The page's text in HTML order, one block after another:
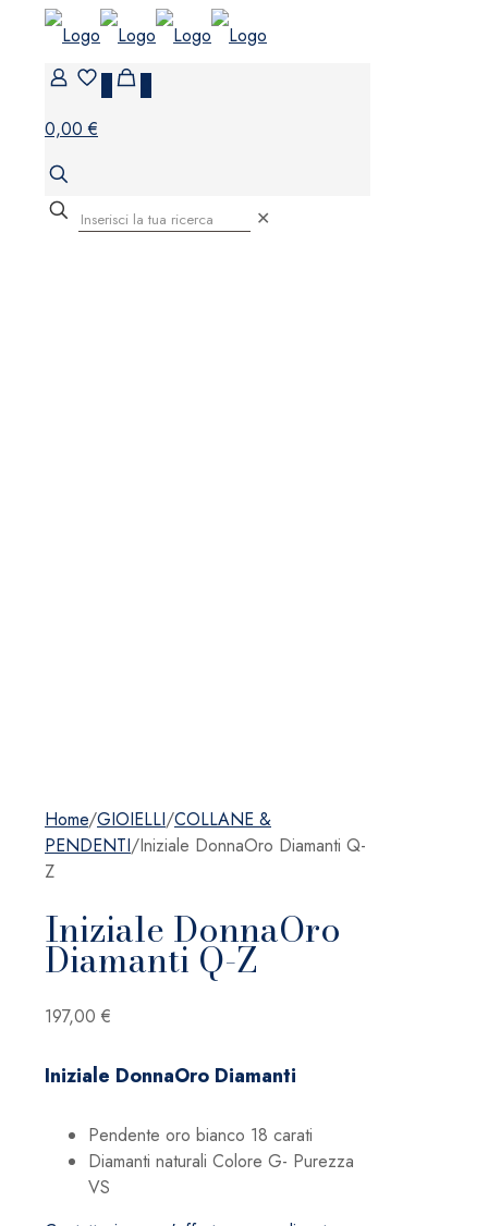
0,00 €
✕
Home/GIOIELLI/COLLANE &
PENDENTI/Iniziale DonnaOro Diamanti Q-
Z
Iniziale DonnaOro
Diamanti Q-Z
197,00 €
Iniziale DonnaOro Diamanti
Pendente oro bianco 18 carati
Diamanti naturali Colore G- Purezza
VS